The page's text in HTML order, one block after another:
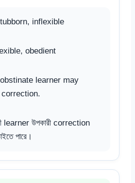
inflexible
obedient
learner may
learner উপকারী correction
পারে।